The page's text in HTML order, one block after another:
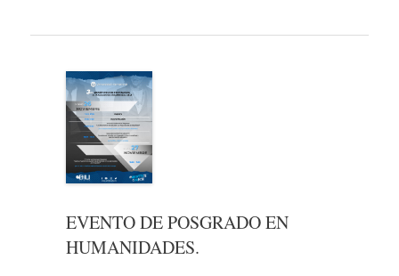
EVENTO DE POSGRADO EN
HUMANIDADES.